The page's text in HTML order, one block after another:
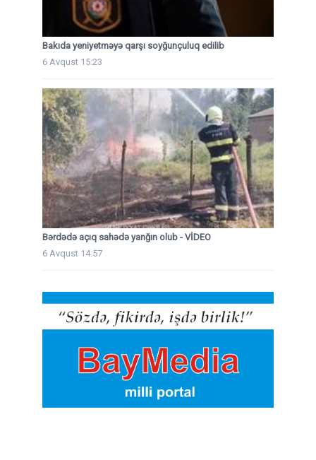
Bakıda yeniyetməyə qarşı soyğunçuluq edilib
6 Avqust 15:23
Bərdədə açıq sahədə yanğın olub - VİDEO
6 Avqust 14:57